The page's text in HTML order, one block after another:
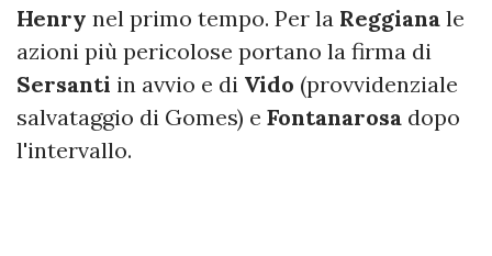
Henry nel primo tempo. Per la Reggiana le
azioni più pericolose portano la firma di
Sersanti in avvio e di Vido (provvidenziale
salvataggio di Gomes) e Fontanarosa dopo
l'intervallo.